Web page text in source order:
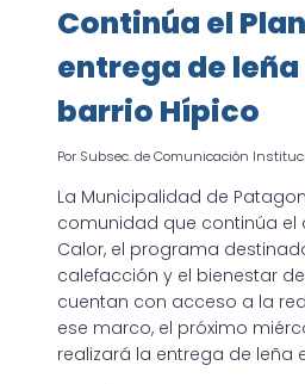
Continúa el
entrega de leña
barrio Hípico
Por Subsec. de Comunicación
La Municipalidad de
comunidad que continúa el
Calor, el programa
calefacción y el bienestar
cuentan con acceso a la
ese marco, el próximo
realizará la entrega de leña